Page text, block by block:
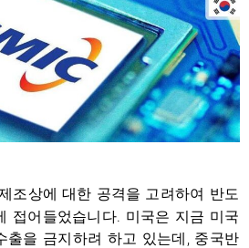
조상에 대한 공격을 고려하여 반도
접어들었습니다. 미국은 지금 미국
출을 금지하려 하고 있는데, 중국반